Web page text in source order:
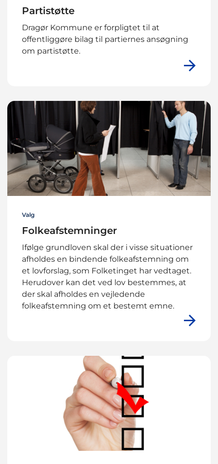
Partistøtte
Dragør Kommune er forpligtet til at
offentliggøre bilag til partiernes ansøgning
om partistøtte.
Valg
Folkeafstemninger
Ifølge grundloven skal der i visse situationer
afholdes en bindende folkeafstemning om
et lovforslag, som Folketinget har vedtaget.
Herudover kan det ved lov bestemmes, at
der skal afholdes en vejledende
folkeafstemning om et bestemt emne.